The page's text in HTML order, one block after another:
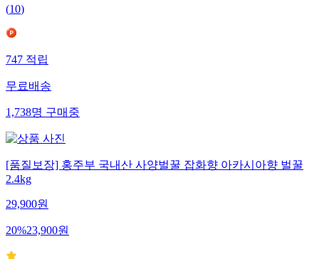
(10)
747 적립
무료배송
1,738명 구매중
[품질보장] 홍주부 국내산 사양벌꿀 잡화향 아카시아향 벌꿀
2.4kg
29,900원
20%23,900원